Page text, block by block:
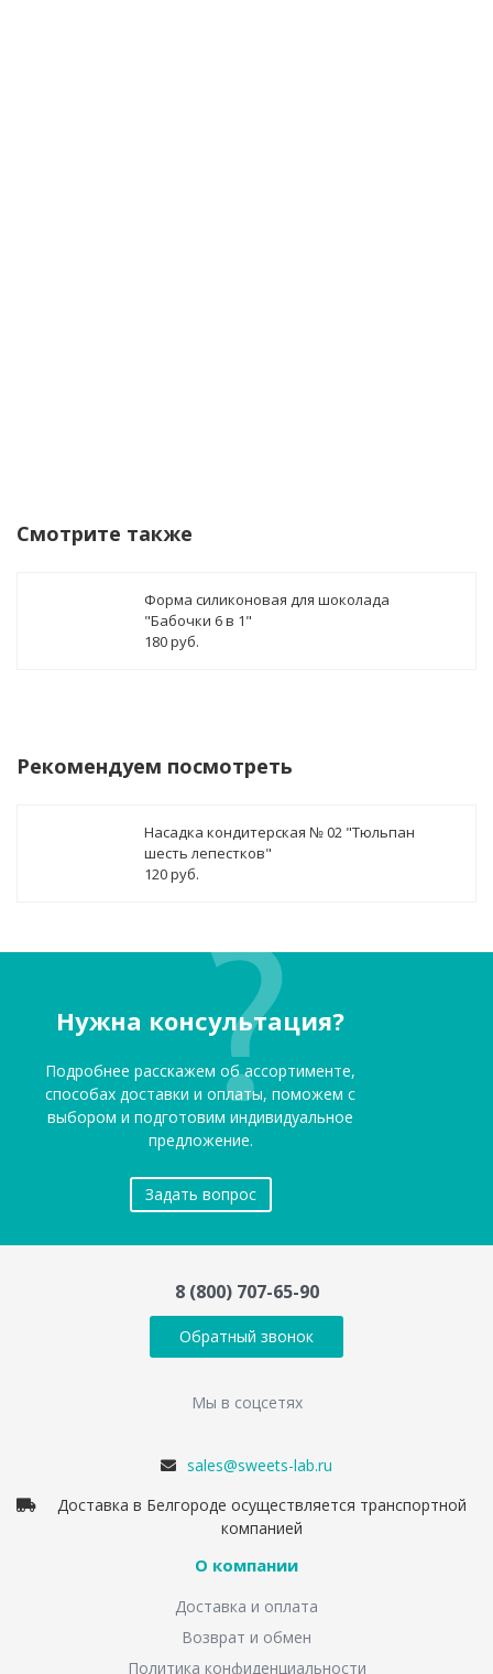
Смотрите также
Форма силиконовая для шоколада
"Бабочки 6 в 1"
180 руб.
Рекомендуем посмотреть
Насадка кондитерская № 02 "Тюльпан
шесть лепестков"
120 руб.
Нужна консультация?
Подробнее расскажем об ассортименте,
способах доставки и оплаты, поможем с
выбором и подготовим индивидуальное
предложение.
Задать вопрос
8 (800) 707-65-90
Обратный звонок
Мы в соцсетях
sales@sweets-lab.ru
Доставка в Белгороде осуществляется транспортной
компанией
О компании
Доставка и оплата
Возврат и обмен
Политика конфиденциальности